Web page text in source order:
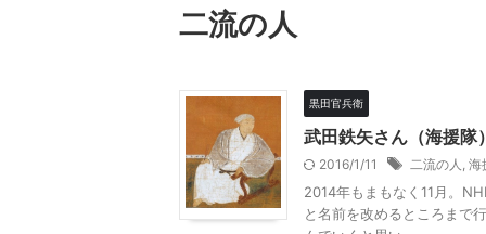
二流の人
黒田官兵衛
武田鉄矢さん（海援
2016/1/11 二流の人 , 海
2014年もまもなく11月。
と名前を改めるところまで